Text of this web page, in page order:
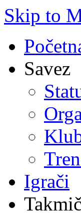
Skip to
Savez
Igrači